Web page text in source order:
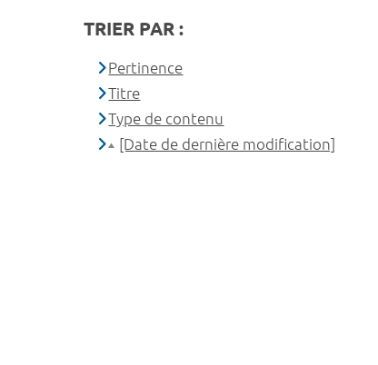
TRIER PAR :
Pertinence
Titre
Type de contenu
[Date de dernière modification]